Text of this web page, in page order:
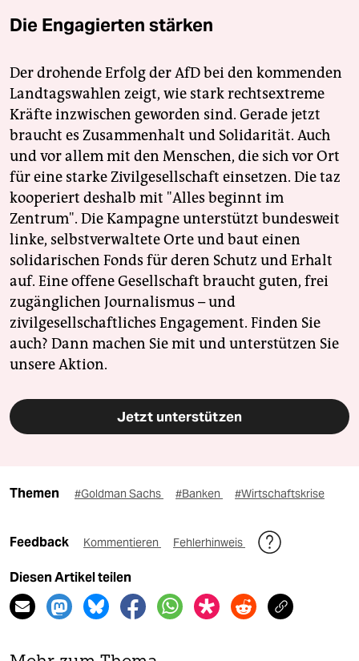
Die Engagierten stärken
Der drohende Erfolg der AfD bei den kommenden
Landtagswahlen zeigt, wie stark rechtsextreme
Kräfte inzwischen geworden sind. Gerade jetzt
braucht es Zusammenhalt und Solidarität. Auch
und vor allem mit den Menschen, die sich vor Ort
für eine starke Zivilgesellschaft einsetzen. Die taz
kooperiert deshalb mit "Alles beginnt im
Zentrum". Die Kampagne unterstützt bundesweit
linke, selbstverwaltete Orte und baut einen
solidarischen Fonds für deren Schutz und Erhalt
auf. Eine offene Gesellschaft braucht guten, frei
zugänglichen Journalismus – und
zivilgesellschaftliches Engagement. Finden Sie
auch? Dann machen Sie mit und unterstützen Sie
unsere Aktion.
Jetzt unterstützen
Themen #Goldman Sachs #Banken #Wirtschaftskrise
Feedback Kommentieren Fehlerhinweis
Diesen Artikel teilen